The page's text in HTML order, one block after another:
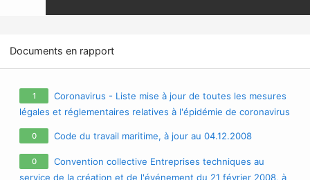
Documents en rapport
1
Coronavirus - Liste mise à jour de toutes les mesures
légales et réglementaires relatives à l'épidémie de coronavirus
/ covid-19 / sars-cov-2
0 Code du travail maritime, à jour au 04.12.2008
0
Convention collective Entreprises techniques au
service de la création et de l'événement du 21 février 2008, à